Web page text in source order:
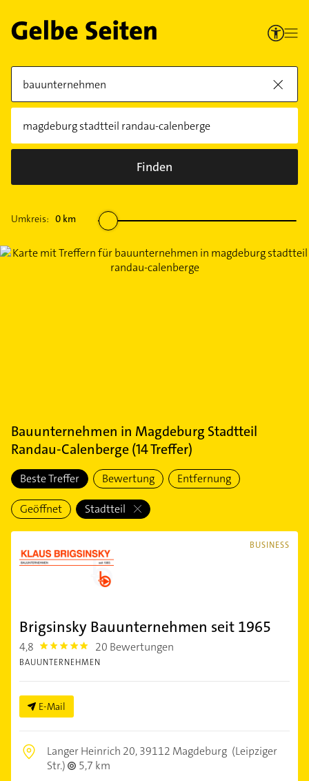
Finden
Umkreis: 0 km
Bauunternehmen in Magdeburg Stadtteil
Randau-Calenberge(14Treffer)
Beste Treffer Bewertung Entfernung
Geöffnet Stadtteil
BUSINESS
Brigsinsky Bauunternehmen seit 1965
4,8 4.8 20 Bewertungen
BAUUNTERNEHMEN
E-Mail
Langer Heinrich 20,39112 Magdeburg (Leipziger
Str.)
5,7 km